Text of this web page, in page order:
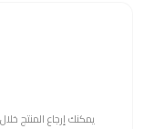
يمكنك إرجاع المنتج خلال ٧ أيام من الاستلام بشرط أن يكون في حالته الأصلية.